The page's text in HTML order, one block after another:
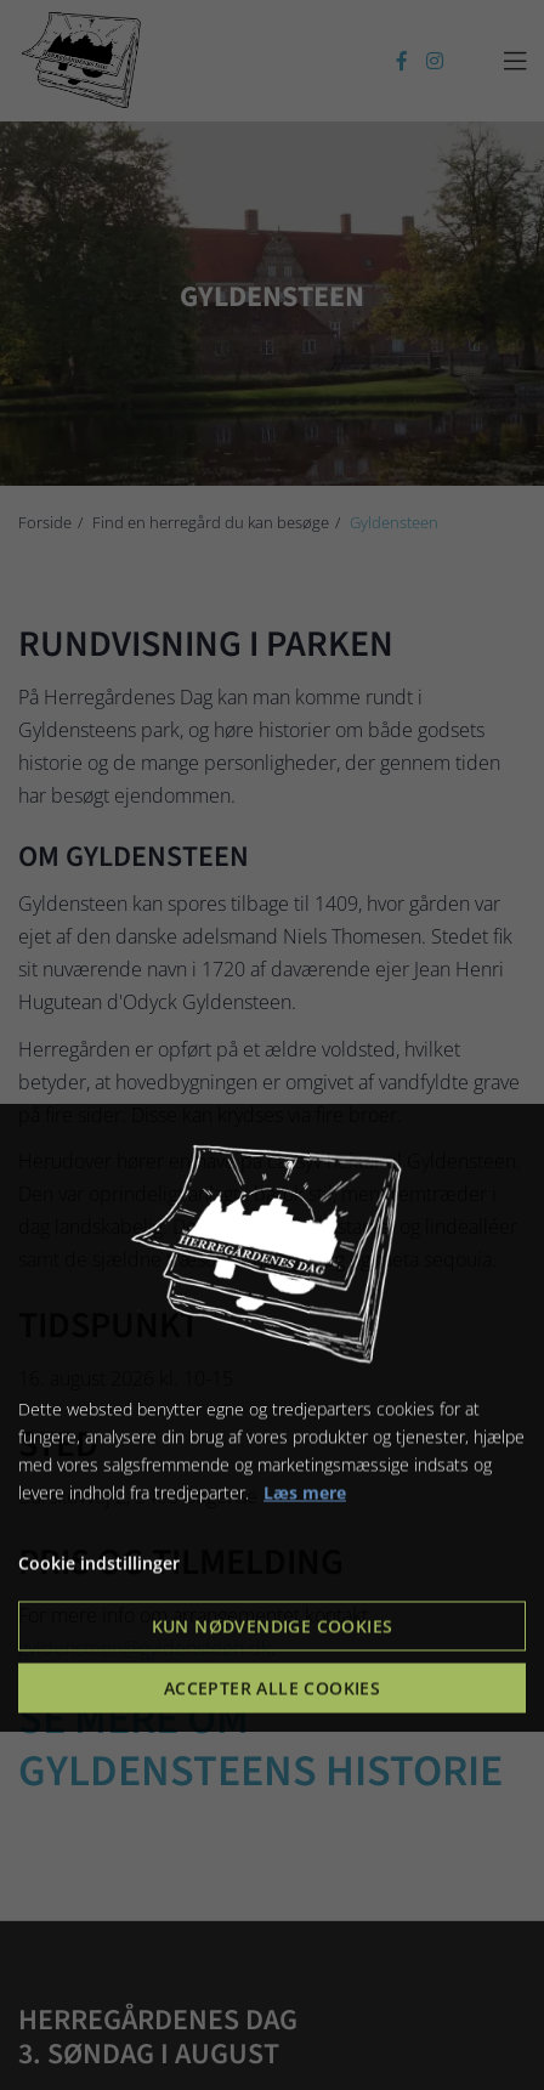

GYLDENSTEEN
Forside Find en herregård du kan besøge Gyldensteen
RUNDVISNING I PARKEN
På Herregårdenes Dag kan man komme rundt i
Gyldensteens park, og høre historier om både godsets
historie og de mange personligheder, der gennem tiden
har besøgt ejendommen.
OM GYLDENSTEEN
Gyldensteen kan spores tilbage til 1409, hvor gården var
ejet af den danske adelsmand Niels Thomesen. Stedet fik
sit nuværende navn i 1720 af daværende ejer Jean Henri
Hugutean d'Odyck Gyldensteen.
Herregården er opført på et ældre voldsted, hvilket
betyder, at hovedbygningen er omgivet af vandfyldte grave
Herudover hører en have på ca. syv hektar til Gyldensteen.
Den var oprindeligt anlagt i barok stil, men fremtræder i
dag landskabelig. Den er prydet af kastanje- og lindealléer
samt de sjældne træsorter hængebøg og meta seqouia.
TIDSPUNKT
STED
Burskovvej 2, 5400 Bogense
PRIS OG TILMELDING
For mere info om arrangementet kontakt
gyldensteen@gyldensteen.dk.
SE MERE OM
GYLDENSTEENS HISTORIE
HERREGÅRDENES DAG
3. SØNDAG I AUGUST
Dette websted benytter egne og tredjeparters cookies for at
fungere, analysere din brug af vores produkter og tjenester, hjælpe
med vores salgsfremmende og marketingsmæssige indsats og
levere indhold fra tredjeparter. Læs mere
Cookie indstillinger
KUN NØDVENDIGE COOKIES
ACCEPTER ALLE COOKIES